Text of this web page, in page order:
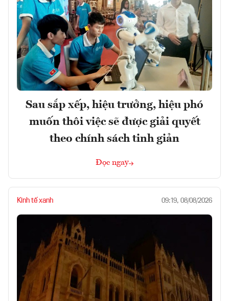
Sau sắp xếp, hiệu trưởng, hiệu phó
muốn thôi việc sẽ được giải quyết
theo chính sách tinh giản
Đọc ngay
Kinh tế xanh 09:19, 08/08/2026